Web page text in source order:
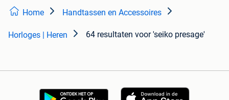
Home Handtassen en Accessoires
Horloges | Heren 64 resultaten voor 'seiko presage'